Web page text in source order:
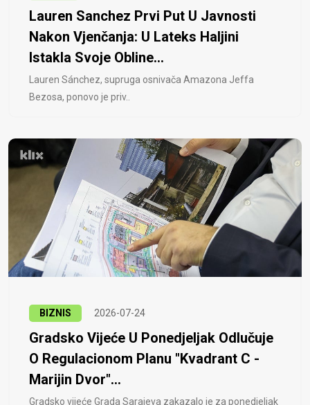
Lauren Sanchez Prvi Put U Javnosti
Nakon Vjenčanja: U Lateks Haljini
Istakla Svoje Obline...
Lauren Sánchez, supruga osnivača Amazona Jeffa
Bezosa, ponovo je priv..
BIZNIS 2026-07-24
Gradsko Vijeće U Ponedjeljak Odlučuje
O Regulacionom Planu "Kvadrant C -
Marijin Dvor"...
Gradsko vijeće Grada Sarajeva zakazalo je za ponedjeljak